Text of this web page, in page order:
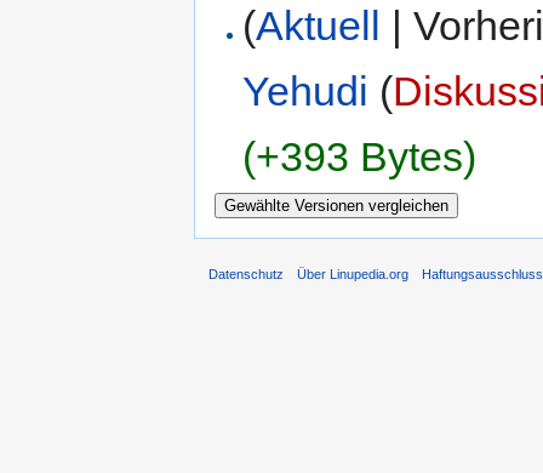
(Aktuell |
Yehudi (
(+393 Bytes)
Datenschutz Über Linupedia.org Haftungsausschluss